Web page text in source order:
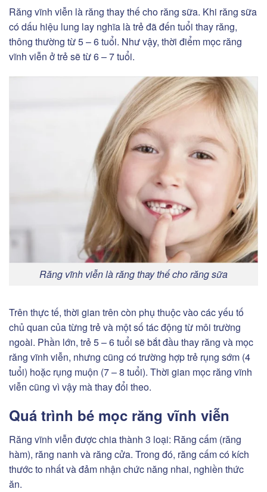
Răng vĩnh viễn là răng thay thế cho răng sữa. Khi răng sữa
có dấu hiệu lung lay nghĩa là trẻ đã đến tuổi thay răng,
thông thường từ 5 – 6 tuổi. Như vậy, thời điểm mọc răng
vĩnh viễn ở trẻ sẽ từ 6 – 7 tuổi.
Răng vĩnh viễn là răng thay thế cho răng sữa
Trên thực tế, thời gian trên còn phụ thuộc vào các yếu tố
chủ quan của từng trẻ và một số tác động từ môi trường
ngoài. Phần lớn, trẻ 5 – 6 tuổi sẽ bắt đầu thay răng và mọc
răng vĩnh viễn, nhưng cũng có trường hợp trẻ rụng sớm (4
tuổi) hoặc rụng muộn (7 – 8 tuổi). Thời gian mọc răng vĩnh
viễn cũng vì vậy mà thay đổi theo.
Quá trình bé mọc răng vĩnh viễn
Răng vĩnh viễn được chia thành 3 loại: Răng cấm (răng
hàm), răng nanh và răng cửa. Trong đó, răng cấm có kích
thước to nhất và đảm nhận chức năng nhai, nghiền thức
ăn.